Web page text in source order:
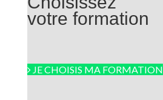
votre formation
JE CHOISIS MA FORMATION